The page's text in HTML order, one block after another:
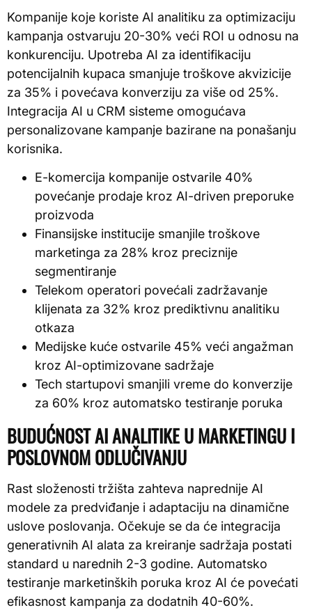
Kompanije koje koriste AI analitiku za optimizaciju
kampanja ostvaruju 20-30% veći ROI u odnosu na
konkurenciju. Upotreba AI za identifikaciju
potencijalnih kupaca smanjuje troškove akvizicije
za 35% i povećava konverziju za više od 25%.
Integracija AI u CRM sisteme omogućava
personalizovane kampanje bazirane na ponašanju
korisnika.
E-komercija kompanije ostvarile 40%
povećanje prodaje kroz AI-driven preporuke
proizvoda
Finansijske institucije smanjile troškove
marketinga za 28% kroz preciznije
segmentiranje
Telekom operatori povećali zadržavanje
klijenata za 32% kroz prediktivnu analitiku
otkaza
Medijske kuće ostvarile 45% veći angažman
kroz AI-optimizovane sadržaje
Tech startupovi smanjili vreme do konverzije
za 60% kroz automatsko testiranje poruka
BUDUĆNOST AI ANALITIKE U MARKETINGU I
POSLOVNOM ODLUČIVANJU
Rast složenosti tržišta zahteva naprednije AI
modele za predviđanje i adaptaciju na dinamične
uslove poslovanja. Očekuje se da će integracija
generativnih AI alata za kreiranje sadržaja postati
standard u narednih 2-3 godine. Automatsko
testiranje marketinških poruka kroz AI će povećati
efikasnost kampanja za dodatnih 40-60%.